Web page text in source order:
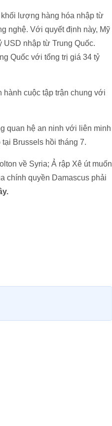
lượng hàng hóa nhập từ
nghệ. Với quyết định này, Mỹ
USD nhập từ Trung Quốc.
Quốc với tổng trị giá 34 tỷ
cuộc tập trận chung với
quan hệ an ninh với liên minh
Brussels hồi tháng 7.
về Syria; Ả rập Xê út muốn
chính quyền Damascus phải